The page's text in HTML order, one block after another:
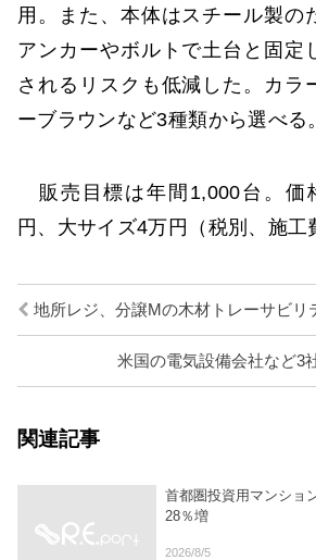
用。また、本体はスチール製の
アンカーやボルトで土台と固定
されるリスクも低減した。カラ
ーブラウンなど3種類から選べる。
販売目標は年間1,000台。価
円、大サイズ4万円（税別、施工
地所レジ、分譲Mの木材トレーサビリ
米国の電気設備会社など3
関連記事
首都圏投資用マンショ
28％増
2026/8/5